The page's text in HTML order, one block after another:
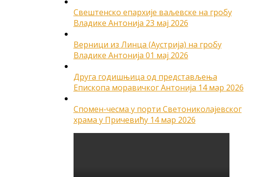
Свештенско епархије ваљевске на гробу
Владике Антонија 23 мај 2026
Верници из Линца (Аустрија) на гробу
Владике Антонија 01 мај 2026
Друга годишњица од представљења
Епископа моравичког Антонија 14 мар 2026
Спомен-чесма у порти Светониколајевског
храма у Причевићу 14 мар 2026